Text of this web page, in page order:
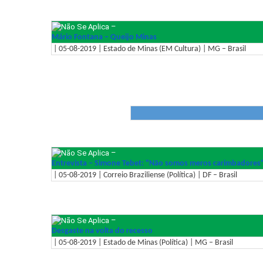
–
Mário Fontana – Queijo Minas
| 05-08-2019 | Estado de Minas (EM Cultura) | MG – Brasil
–
Entrevista – Simone Tebet: "Não somos meros carimbadores"
| 05-08-2019 | Correio Braziliense (Política) | DF – Brasil
–
Desgaste na volta do recesso
| 05-08-2019 | Estado de Minas (Política) | MG – Brasil